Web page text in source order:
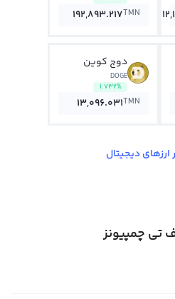
192,893.217TMN
دوج کوین
DOGE
1.732%
13,096.031TMN
ارزهای دیجیتال
تی چمپیونز